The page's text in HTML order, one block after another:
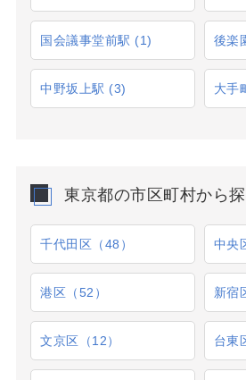
国会議事堂前駅 (1) 後楽
中野坂上駅 (3) 大手
東京都の市区町村から
千代田区（48） 中央
港区（52） 新宿
文京区（12） 台東